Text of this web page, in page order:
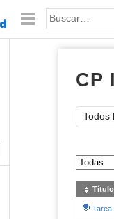
Palabra o frase:
CP
Todos
Sus
Título
Tarea